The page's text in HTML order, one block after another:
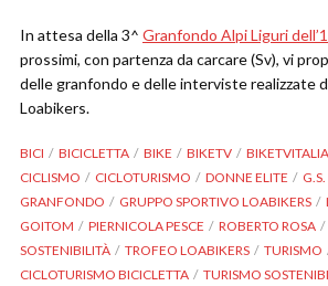
In attesa della 3^ Granfondo Alpi Liguri
prossimi, con partenza da carcare (Sv), vi
delle granfondo e delle interviste realizzate
Loabikers.
BICI BICICLETTA BIKE BIKETV BIKETVITALIA
CICLISMO
CICLOTURISMO DONNE ELITE
GRANFONDO
GRUPPO SPORTIVO LOABIKERS
GOITOM
PIERNICOLA PESCE ROBERTO ROSA
SOSTENIBILITÀ
TROFEO LOABIKERS TURISMO
CICLOTURISMO BICICLETTA
TURISMO